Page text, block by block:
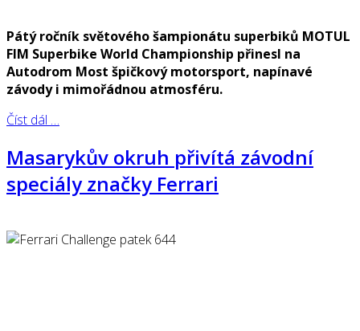
Pátý ročník světového šampionátu superbiků MOTUL
FIM Superbike World Championship přinesl na
Autodrom Most špičkový motorsport, napínavé
závody i mimořádnou atmosféru.
Číst dál …
Masarykův okruh přivítá závodní
speciály značky Ferrari